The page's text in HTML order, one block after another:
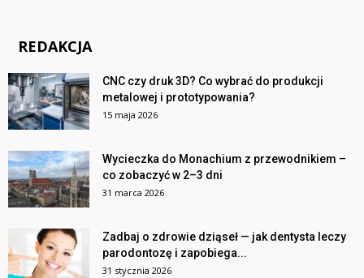
REDAKCJA
CNC czy druk 3D? Co wybrać do produkcji
metalowej i prototypowania?
15 maja 2026
Wycieczka do Monachium z przewodnikiem –
co zobaczyć w 2–3 dni
31 marca 2026
Zadbaj o zdrowie dziąseł — jak dentysta leczy
parodontozę i zapobiega...
31 stycznia 2026